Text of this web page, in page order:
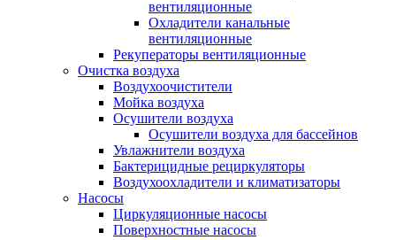
вентиляционные
Охладители канальные
вентиляционные
Рекуператоры вентиляционные
Очистка воздуха
Воздухоочистители
Мойка воздуха
Осушители воздуха
Осушители воздуха для бассейнов
Увлажнители воздуха
Бактерицидные рециркуляторы
Воздухоохладители и климатизаторы
Насосы
Циркуляционные насосы
Поверхностные насосы